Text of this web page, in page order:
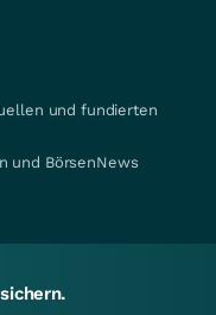
und fundierten
und BörsenNews